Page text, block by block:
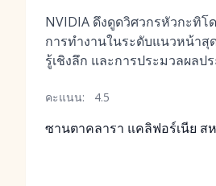
NVIDIA ดึงดูดวิศวกรหัวกะทิโ
การทำงานในระดับแนวหน้าสุ
รู้เชิงลึก และการประมวลผลป
คะแนน: 4.5
ซานตาคลารา แคลิฟอร์เนีย ส